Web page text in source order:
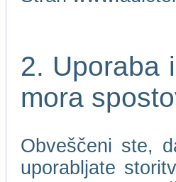
2. Uporaba
mora
Obveščeni ste,
uporabljate